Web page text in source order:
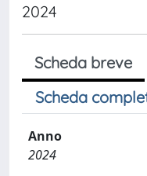
2024
Scheda breve
Scheda
Anno
2024